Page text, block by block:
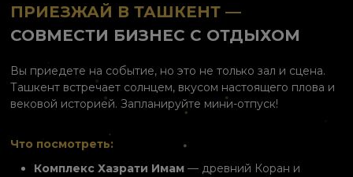
ПРИЕЗЖАЙ В ТАШКЕНТ —
СОВМЕСТИ БИЗНЕС С ОТДЫХОМ
Вы приедете на событие, но это не только зал и сцена.
Ташкент встречает солнцем, вкусом настоящего плова и
вековой историей. Запланируйте мини-отпуск!
Что посмотреть:
Комплекс Хазрати Имам — древний Коран и